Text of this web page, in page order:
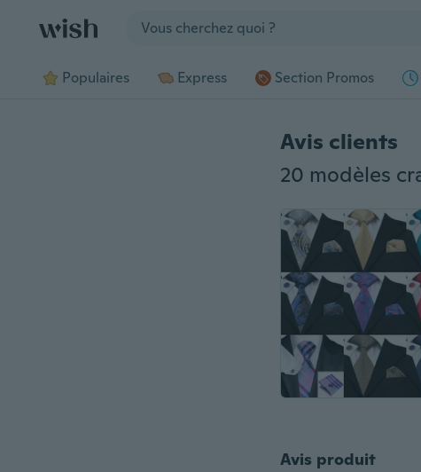
Populaires Express Section Promos
Avis clients
Avis produit